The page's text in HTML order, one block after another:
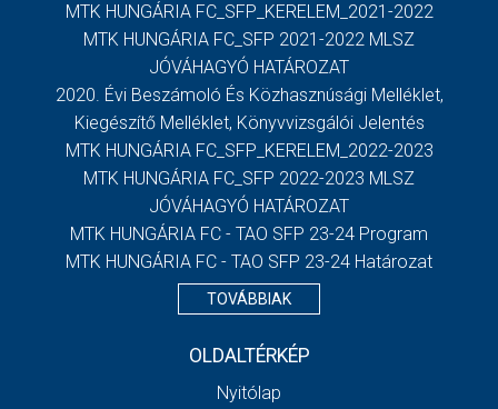
MTK HUNGÁRIA FC_SFP_KERELEM_2021-2022
MTK HUNGÁRIA FC_SFP 2021-2022 MLSZ
JÓVÁHAGYÓ HATÁROZAT
2020. Évi Beszámoló És Közhasznúsági Melléklet,
Kiegészítő Melléklet, Könyvvizsgálói Jelentés
MTK HUNGÁRIA FC_SFP_KERELEM_2022-2023
MTK HUNGÁRIA FC_SFP 2022-2023 MLSZ
JÓVÁHAGYÓ HATÁROZAT
MTK HUNGÁRIA FC - TAO SFP 23-24 Program
MTK HUNGÁRIA FC - TAO SFP 23-24 Határozat
TOVÁBBIAK
OLDALTÉRKÉP
Nyitólap